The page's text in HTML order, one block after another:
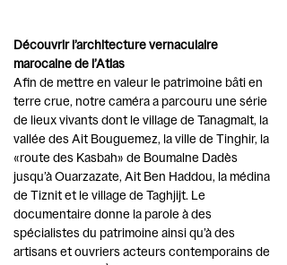
Découvrir l’architecture vernaculaire
marocaine de l’Atlas
Afin de mettre en valeur le patrimoine bâti en
terre crue, notre caméra a parcouru une série
de lieux vivants dont le village de Tanagmalt, la
vallée des Ait Bouguemez, la ville de Tinghir, la
«route des Kasbah» de Boumalne Dadès
jusqu’à Ouarzazate, Ait Ben Haddou, la médina
de Tiznit et le village de Taghjijt. Le
documentaire donne la parole à des
spécialistes du patrimoine ainsi qu’à des
artisans et ouvriers acteurs contemporains de